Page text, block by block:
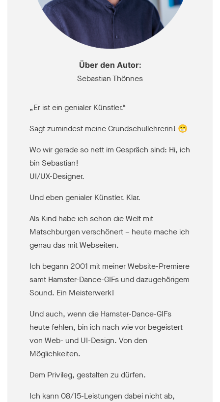
Über den Autor:
Sebastian Thönnes
„Er ist ein genialer Künstler.“
Sagt zumindest meine Grundschullehrerin! 😁
Wo wir gerade so nett im Gespräch sind: Hi, ich
bin Sebastian!
UI/UX-Designer.
Und eben genialer Künstler. Klar.
Als Kind habe ich schon die Welt mit
Matschburgen verschönert – heute mache ich
genau das mit Webseiten.
Ich begann 2001 mit meiner Website-Premiere
samt Hamster-Dance-GIFs und dazugehörigem
Sound. Ein Meisterwerk!
Und auch, wenn die Hamster-Dance-GIFs
heute fehlen, bin ich nach wie vor begeistert
von Web- und UI-Design. Von den
Möglichkeiten.
Dem Privileg, gestalten zu dürfen.
Ich kann 08/15-Leistungen dabei nicht ab,